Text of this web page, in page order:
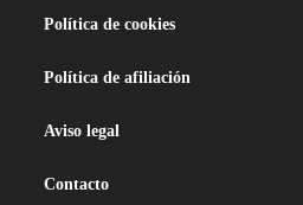
Política de cookies
Política de afiliación
Aviso legal
Contacto